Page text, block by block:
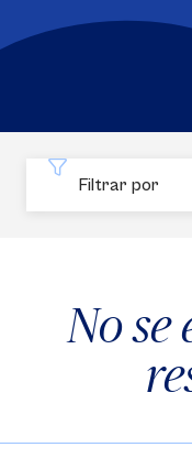
Filtrar por
No